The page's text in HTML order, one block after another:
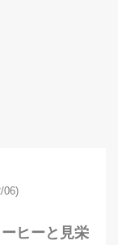
06)
ヒーと見栄